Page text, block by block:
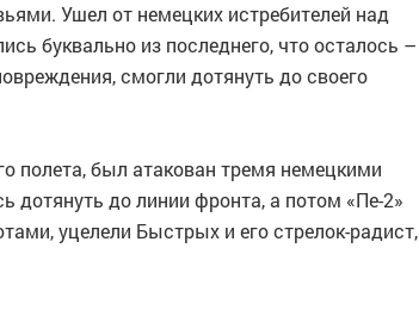
Ушел от немецких истребителей над
буквально из последнего, что осталось –
смогли дотянуть до своего
полета, был атакован тремя немецкими
дотянуть до линии фронта, а потом «Пе-2»
уцелели Быстрых и его стрелок-радист,